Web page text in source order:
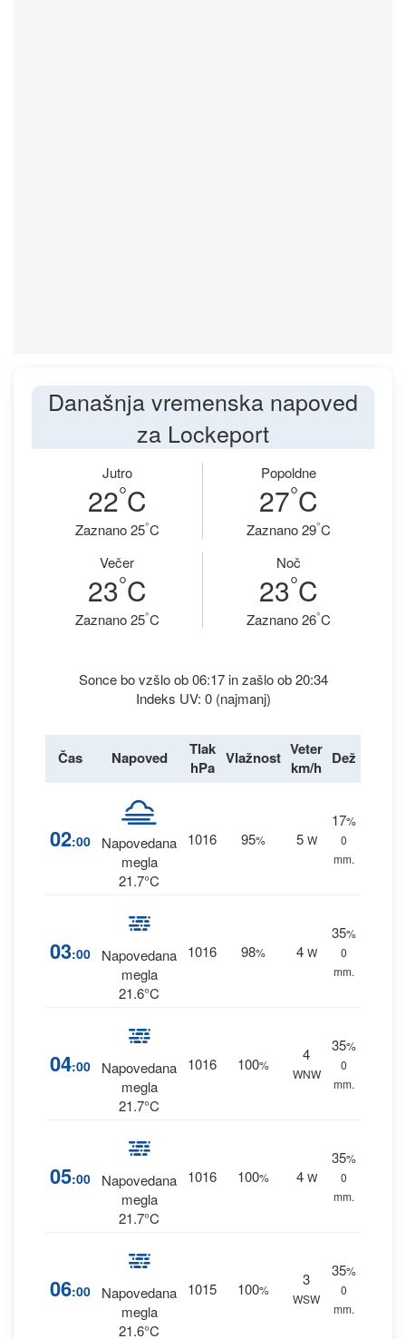
Današnja vremenska napoved
za Lockeport
Jutro
22°C
Zaznano 25°C
Popoldne
27°C
Zaznano 29°C
Večer
23°C
Zaznano 25°C
Noč
23°C
Zaznano 26°C
Sonce bo vzšlo ob 06:17 in zašlo ob 20:34
Indeks UV: 0 (najmanj)
Čas Napoved
Tlak
hPa Vlažnost Veter
km/h Dež
02:00
Napovedana
megla
21.7°C
1016 95% 5 W
17%
0
mm.
03:00
Napovedana
megla
21.6°C
1016 98% 4 W
35%
0
mm.
04:00
Napovedana
megla
21.7°C
1016 100%
4
WNW
35%
0
mm.
05:00
Napovedana
megla
21.7°C
1016 100% 4 W
35%
0
mm.
06:00
Napovedana
megla
21.6°C
1015 100%
3
WSW
35%
0
mm.